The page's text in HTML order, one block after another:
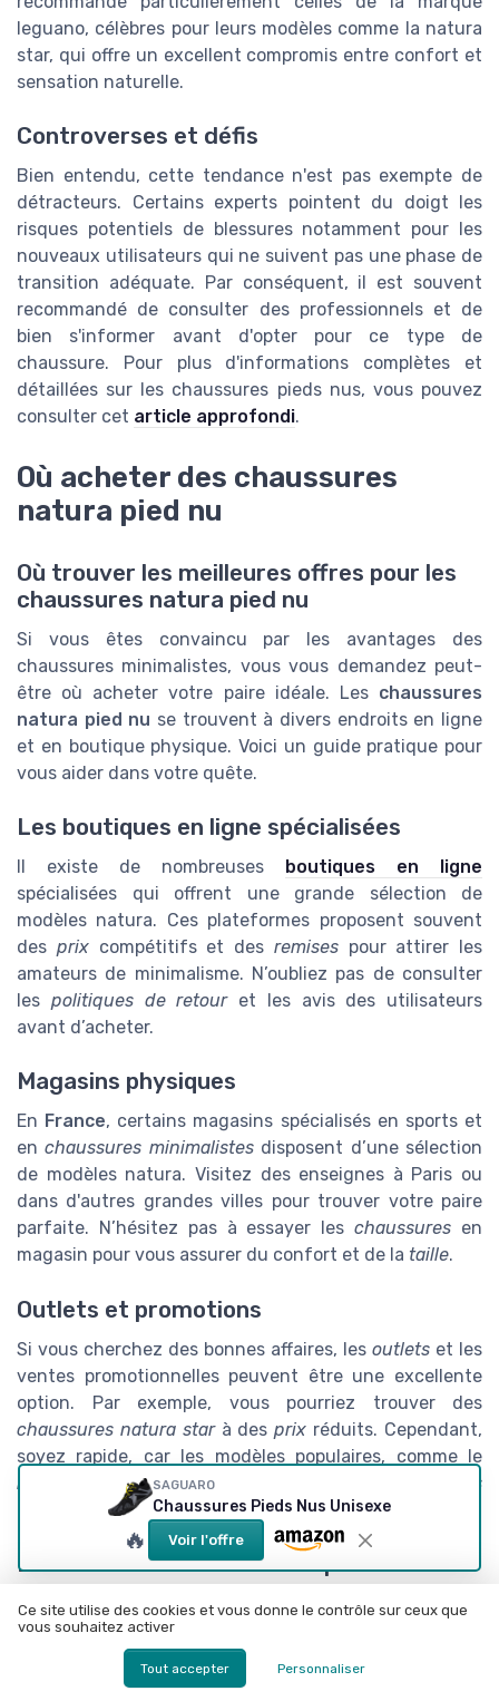
leguano, célèbres pour leurs modèles comme la natura
star, qui offre un excellent compromis entre confort et
sensation naturelle.
Controverses et défis
Bien entendu, cette tendance n'est pas exempte de
détracteurs. Certains experts pointent du doigt les
risques potentiels de blessures notamment pour les
nouveaux utilisateurs qui ne suivent pas une phase de
transition adéquate. Par conséquent, il est souvent
recommandé de consulter des professionnels et de
bien s'informer avant d'opter pour ce type de
chaussure. Pour plus d'informations complètes et
détaillées sur les chaussures pieds nus, vous pouvez
consulter cet article approfondi.
Où acheter des chaussures
natura pied nu
Où trouver les meilleures offres pour les
chaussures natura pied nu
Si vous êtes convaincu par les avantages des
chaussures minimalistes, vous vous demandez peut-
être où acheter votre paire idéale. Les chaussures
natura pied nu se trouvent à divers endroits en ligne
et en boutique physique. Voici un guide pratique pour
vous aider dans votre quête.
Les boutiques en ligne spécialisées
Il existe de nombreuses boutiques en ligne
spécialisées qui offrent une grande sélection de
modèles natura. Ces plateformes proposent souvent
des prixcompétitifs et des remisespour attirer les
amateurs de minimalisme. N’oubliez pas de consulter
les politiques de retouret les avis des utilisateurs
avant d’acheter.
Magasins physiques
En France, certains magasins spécialisés en sports et
enchaussures minimalistesdisposent d’une sélection
de modèles natura. Visitez des enseignes à Paris ou
dans d'autres grandes villes pour trouver votre paire
parfaite. N’hésitez pas à essayer leschaussures en
magasin pour vous assurer du confort et de la taille.
Outlets et promotions
Si vous cherchez des bonnes affaires, les outlets et les
ventes promotionnelles peuvent être une excellente
option. Par exemple, vous pourriez trouver des
chaussures natura starà desprix réduits. Cependant,
soyez rapide, car les modèles populaires, comme le
natura ultra
ou lenatura fly
indisponibles
rapidement.
Livraisons dans l'Union Européenne
Pour ceux qui résident dans d'autres pays de l'Union
Européenne, comme le
les options delivraisondes boutiques en ligne pour
éviter les mauvaises surprises. Les fournisseurs
SAGUARO
Chaussures Pieds Nus Unisexe
🔥 Voir l'offre
Ce site utilise des cookies et vous donne le contrôle sur ceux que
vous souhaitez activer
Tout accepter Personnaliser